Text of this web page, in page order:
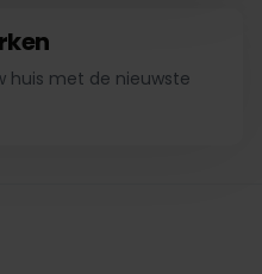
huis met de nieuwste